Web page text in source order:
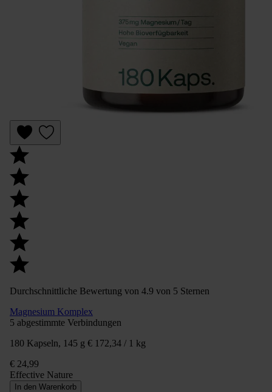
Durchschnittliche Bewertung von 4.9 von 5 Sternen
Magnesium Komplex
5 abgestimmte Verbindungen
180 Kapseln, 145 g € 172,34 / 1 kg
€ 24,99
Effective Nature
In den Warenkorb